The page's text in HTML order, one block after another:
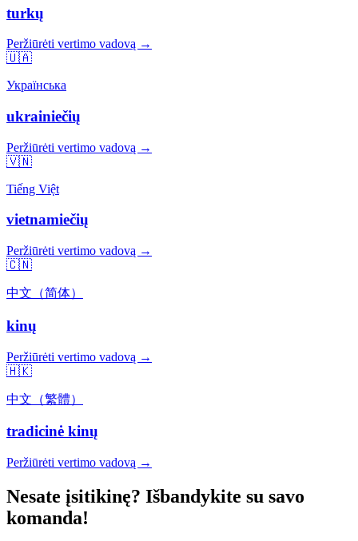
turkų
Peržiūrėti vertimo vadovą →
🇺🇦
Українська
ukrainiečių
Peržiūrėti vertimo vadovą →
🇻🇳
Tiếng Việt
vietnamiečių
Peržiūrėti vertimo vadovą →
🇨🇳
中文（简体）
kinų
Peržiūrėti vertimo vadovą →
🇭🇰
中文（繁體）
tradicinė kinų
Peržiūrėti vertimo vadovą →
Nesate įsitikinę? Išbandykite su savo
komanda!